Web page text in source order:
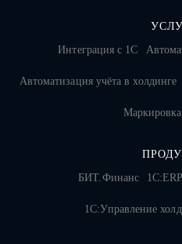
Интеграция с 1С
Автоматизация учёта в холдинге
Маркировка
БИТ.Финанс
1С:ERP
1С:Управление